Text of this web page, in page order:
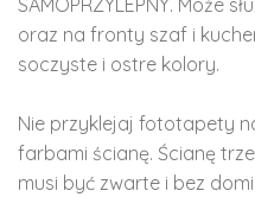
SAMOPRZYLEPNY. Może
oraz na fronty szaf i
soczyste i ostre kolory.
Nie przyklejaj fototapety
farbami ścianę. Ścianę
musi być zwarte i bez